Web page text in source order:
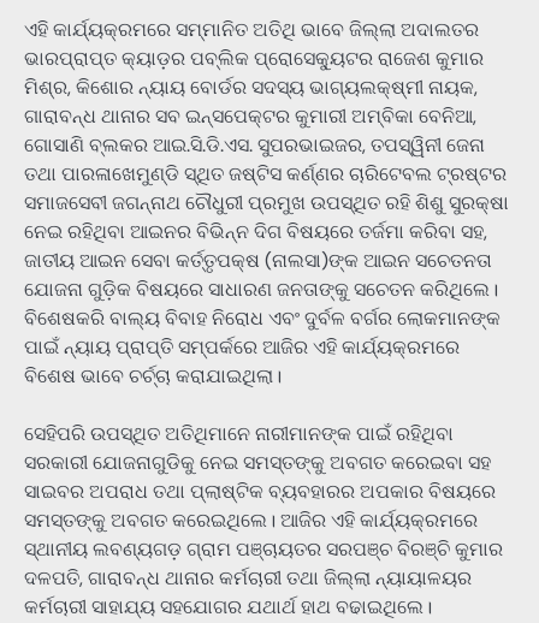
ଏହି କାର୍ଯ୍ୟକ୍ରମରେ ସମ୍ମାନିତ ଅତିଥି ଭାବେ ଜିଲ୍ଲା ଅଦାଲତର
ଭାରପ୍ରାପ୍ତ କ୍ୟାଡ଼ର ପବ୍ଲିକ ପ୍ରୋସେକ୍ୟୁଟର ରାଜେଶ କୁମାର
ମିଶ୍ର, କିଶୋର ନ୍ୟାୟ ବୋର୍ଡର ସଦସ୍ୟ ଭାଗ୍ୟଲକ୍ଷ୍ମୀ ନାୟକ,
ଗାରାବନ୍ଧ ଥାନାର ସବ ଇନ୍ସପେକ୍ଟର କୁମାରୀ ଅମ୍ବିକା ବେନିଆ,
ଗୋସାଣି ବ୍ଲକର ଆଇ.ସି.ଡି.ଏସ. ସୁପରଭାଇଜର, ତପସ୍ୱିନୀ ଜେନା
ତଥା ପାରଳାଖେମୁଣ୍ଡି ସ୍ଥିତ ଜଷ୍ଟିସ କର୍ଣ୍ଣର ଚାରିଟେବଲ ଟ୍ରଷ୍ଟର
ସମାଜସେବୀ ଜଗନ୍ନାଥ ଚୌଧୁରୀ ପ୍ରମୁଖ ଉପସ୍ଥିତ ରହି ଶିଶୁ ସୁରକ୍ଷା
ନେଇ ରହିଥିବା ଆଇନର ବିଭିନ୍ନ ଦିଗ ବିଷୟରେ ତର୍ଜମା କରିବା ସହ,
ଜାତୀୟ ଆଇନ ସେବା କର୍ତ୍ତୃପକ୍ଷ (ନାଲସା)ଙ୍କ ଆଇନ ସଚେତନତା
ଯୋଜନା ଗୁଡ଼ିକ ବିଷୟରେ ସାଧାରଣ ଜନତାଙ୍କୁ ସଚେତନ କରିଥିଲେ।
ବିଶେଷକରି ବାଲ୍ୟ ବିବାହ ନିରୋଧ ଏବଂ ଦୁର୍ବଳ ବର୍ଗର ଲୋକମାନଙ୍କ
ପାଇଁ ନ୍ୟାୟ ପ୍ରାପ୍ତି ସମ୍ପର୍କରେ ଆଜିର ଏହି କାର୍ଯ୍ୟକ୍ରମରେ
ବିଶେଷ ଭାବେ ଚର୍ଚ୍ଚା କରାଯାଇଥିଲା।
ସେହିପରି ଉପସ୍ଥିତ ଅତିଥିମାନେ ନାରୀମାନଙ୍କ ପାଇଁ ରହିଥିବା
ସରକାରୀ ଯୋଜନାଗୁଡିକୁ ନେଇ ସମସ୍ତଙ୍କୁ ଅବଗତ କରେଇବା ସହ
ସାଇବର ଅପରାଧ ତଥା ପ୍ଲାଷ୍ଟିକ ବ୍ୟବହାରର ଅପକାର ବିଷୟରେ
ସମସ୍ତଙ୍କୁ ଅବଗତ କରେଇଥିଲେ। ଆଜିର ଏହି କାର୍ଯ୍ୟକ୍ରମରେ
ସ୍ଥାନୀୟ ଲବଣ୍ୟଗଡ଼ ଗ୍ରାମ ପଞ୍ଚାୟତର ସରପଞ୍ଚ ବିରଞ୍ଚି କୁମାର
ଦଳପତି, ଗାରାବନ୍ଧ ଥାନାର କର୍ମଚାରୀ ତଥା ଜିଲ୍ଲା ନ୍ୟାୟାଳୟର
କର୍ମଚାରୀ ସାହାଯ୍ୟ ସହଯୋଗର ଯଥାର୍ଥ ହାଥ ବଢାଇଥିଲେ।